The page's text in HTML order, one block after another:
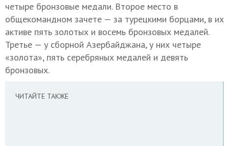
четыре бронзовые медали. Второе место в
общекомандном зачете — за турецкими борцами, в их
активе пять золотых и восемь бронзовых медалей.
Третье — у сборной Азербайджана, у них четыре
«золота», пять серебряных медалей и девять
бронзовых.
ЧИТАЙТЕ ТАКЖЕ